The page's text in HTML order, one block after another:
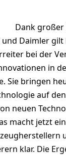
Dank
Daimler
bei der
in
Sie bringen
auf
neuen
macht jetzt
klar. Die